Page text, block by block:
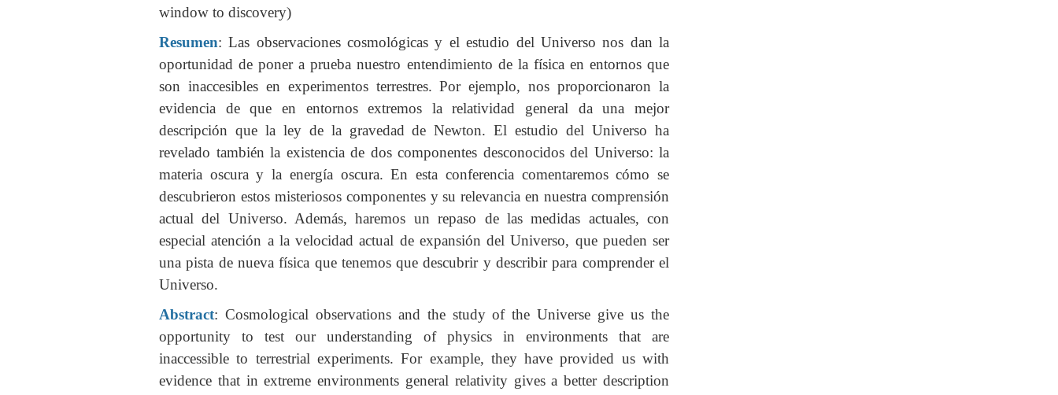
window to discovery)
Resumen: Las observaciones cosmológicas y el estudio del Universo nos dan la
oportunidad de poner a prueba nuestro entendimiento de la física en entornos que
son inaccesibles en experimentos terrestres. Por ejemplo, nos proporcionaron la
evidencia de que en entornos extremos la relatividad general da una mejor
descripción que la ley de la gravedad de Newton. El estudio del Universo ha
revelado también la existencia de dos componentes desconocidos del Universo: la
materia oscura y la energía oscura. En esta conferencia comentaremos cómo se
descubrieron estos misteriosos componentes y su relevancia en nuestra comprensión
actual del Universo. Además, haremos un repaso de las medidas actuales, con
especial atención a la velocidad actual de expansión del Universo, que pueden ser
una pista de nueva física que tenemos que descubrir y describir para comprender el
Universo.
Abstract: Cosmological observations and the study of the Universe give us the
opportunity to test our understanding of physics in environments that are
inaccessible to terrestrial experiments. For example, they have provided us with
evidence that in extreme environments general relativity gives a better description